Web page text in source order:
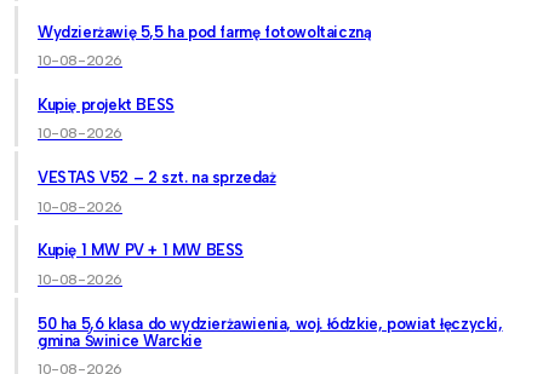
Wydzierżawię 5,5 ha pod farmę fotowoltaiczną
10-08-2026
Kupię projekt BESS
10-08-2026
VESTAS V52 – 2 szt. na sprzedaż
10-08-2026
Kupię 1 MW PV + 1 MW BESS
10-08-2026
50 ha 5,6 klasa do wydzierżawienia, woj. łódzkie, powiat łęczycki,
gmina Świnice Warckie
10-08-2026